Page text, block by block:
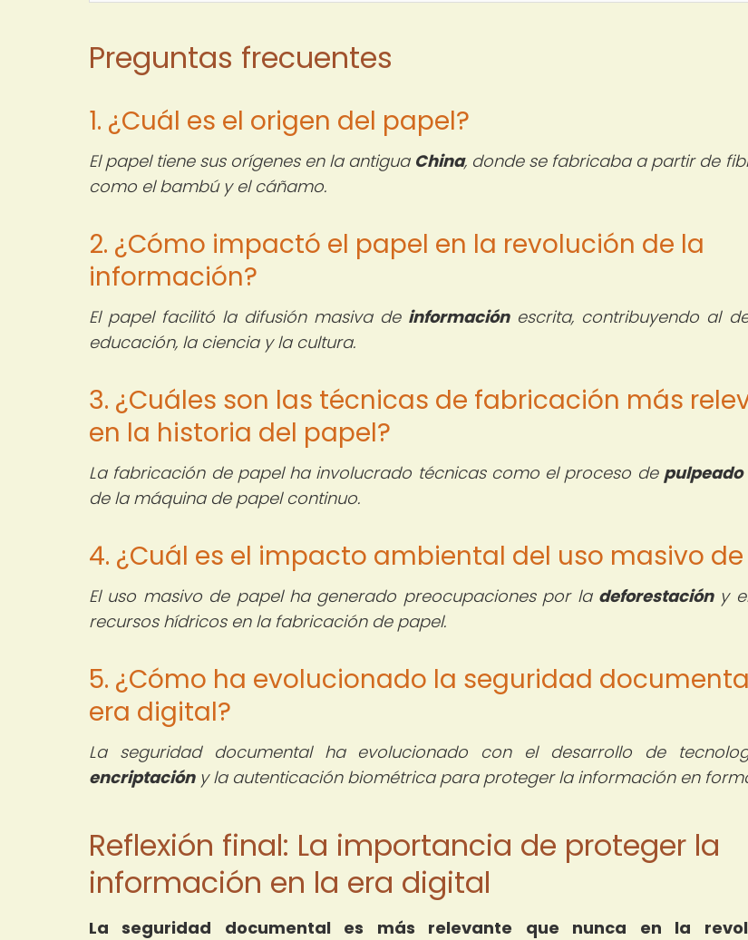
Preguntas frecuentes
1. ¿Cuál es el origen del papel?
El papel tiene sus orígenes en la antigua China, donde se fabricaba a partir de
como el bambú y el cáñamo.
2. ¿Cómo impactó el papel en la revolución de la
información?
El papel facilitó la difusión masiva de informaciónescrita, contribuyendo al
educación, la ciencia y la cultura.
3. ¿Cuáles son las técnicas de fabricación más
en la historia del papel?
La fabricación de papel ha involucrado técnicas como el proceso de pulpeado
de la máquina de papel continuo.
4. ¿Cuál es el impacto ambiental del uso masivo
El uso masivo de papel ha generado preocupaciones por la deforestacióny
recursos hídricos en la fabricación de papel.
5. ¿Cómo ha evolucionado la seguridad
era digital?
La seguridad documental ha evolucionado con el desarrollo de
encriptacióny la autenticación biométrica para proteger la información en
Reflexión final: La importancia de proteger la
información en la era digital
La seguridad documental es más relevante que nunca en la